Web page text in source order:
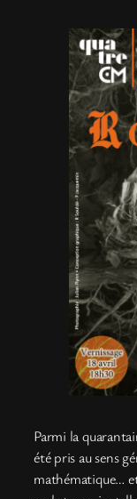
Parmi la
été pris au sens
mathématique…